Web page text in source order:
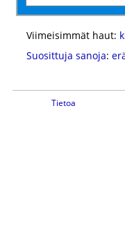
Viimeisimmät haut:
Suosittuja sanoja:
Tietoa